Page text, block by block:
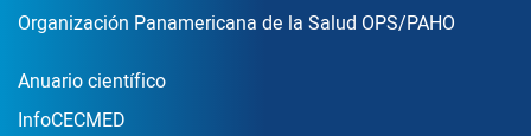
Organización Panamericana de la Salud OPS/PAHO
Publicaciones
Anuario científico
InfoCECMED